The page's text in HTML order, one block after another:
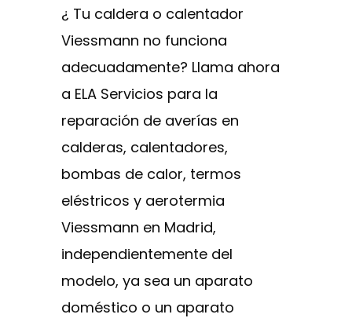
¿ Tu caldera o calentador
Viessmann no funciona
adecuadamente? Llama ahora
a ELA Servicios para la
reparación de averías en
calderas, calentadores,
bombas de calor, termos
eléstricos y aerotermia
Viessmann en Madrid,
independientemente del
modelo, ya sea un aparato
doméstico o un aparato